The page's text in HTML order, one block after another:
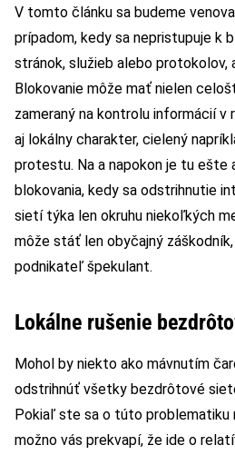
V tomto článku sa budeme
prípadom, kedy sa nepristupuje k
stránok, služieb alebo protokolov,
Blokovanie môže mať nielen
zameraný na kontrolu informácií
aj lokálny charakter, cielený
protestu. Na a napokon je tu ešte
blokovania, kedy sa odstrihnutie
sietí týka len okruhu niekoľkých
môže stáť len obyčajný
podnikateľ špekulant.
Lokálne rušenie
Mohol by niekto ako mávnutím
odstrihnúť všetky bezdrôtové
Pokiaľ ste sa o túto problematiku
možno vás prekvapí, že ide o